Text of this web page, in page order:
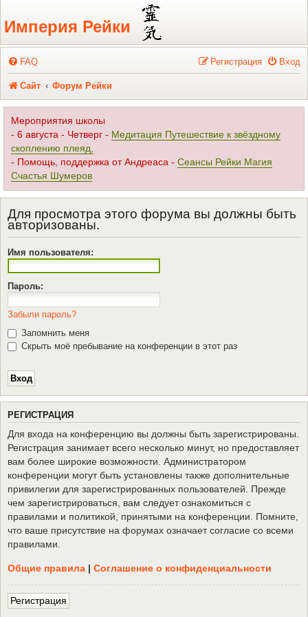
Регистрация
Империя Рейки
FAQ Вход
Регистрация
Сайт Форум Рейки
Мероприятия школы
- 6 августа - Четверг - Медитация Путешествие к звёздному
скоплению плеяд,
- Помощь, поддержка от Андреаса - Сеансы Рейки Магия
Счастья Шумеров
Для просмотра этого форума вы должны быть
авторизованы.
Имя пользователя:
Пароль:
Забыли пароль?
Запомнить меня
Скрыть моё пребывание на конференции в этот раз
РЕГИСТРАЦИЯ
Для входа на конференцию вы должны быть зарегистрированы.
Регистрация занимает всего несколько минут, но предоставляет
вам более широкие возможности. Администратором
конференции могут быть установлены также дополнительные
привилегии для зарегистрированных пользователей. Прежде
чем зарегистрироваться, вам следует ознакомиться с
правилами и политикой, принятыми на конференции. Помните,
что ваше присутствие на форумах означает согласие со всеми
правилами.
Общие правила | Соглашение о конфиденциальности
Регистрация